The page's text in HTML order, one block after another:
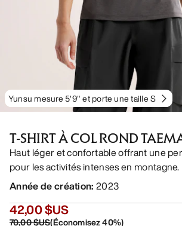
Yunsu mesure 5'9" et porte une taille S
T-SHIRT À COL ROND
Haut léger et confortable offrant une
pour les activités intenses en montagne.
Année de création: 2023
42,00 $US
70,00 $US(Économisez40%)